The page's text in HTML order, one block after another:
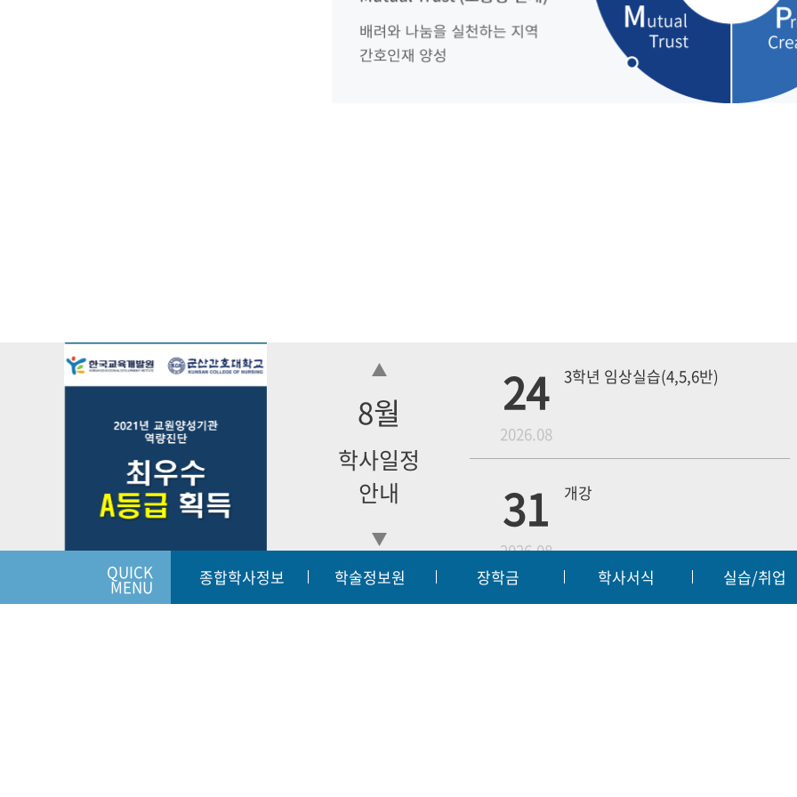
QUICK
MENU 종합학사정보 학술정보원 장학금 학사서식 실습/취업
8월
학사일정
안내
24
2026.08
3학년 임상실습(4,5,6반)
31
2026.08
개강
18 4학년 1차 모의고사
입학상담하기 | 개인정보처리방침 | 이메일무단수집거부 | 예결산공고 | 입찰공고 | 대학정보